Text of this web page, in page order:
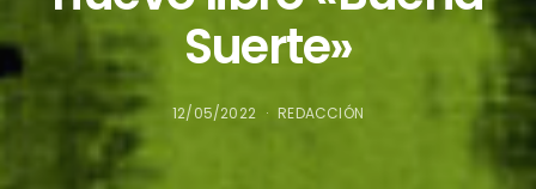
Suerte»
12/05/2022 REDACCIÓN